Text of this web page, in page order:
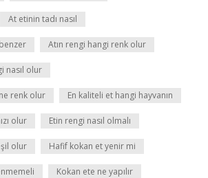
At etinin tadı nasıl
Atın rengi hangi renk olur
nasıl olur
renk olur En kaliteli et hangi hayvanın
olur Etin rengi nasıl olmalı
olur Hafif kokan et yenir mi
Kokan ete ne yapılır